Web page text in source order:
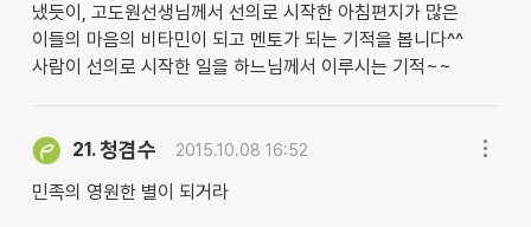
냈듯이, 고도원선생님께서 선의로 시작한 아침편지가 많은
이들의 마음의 비타민이 되고 멘토가 되는 기적을 봅니다^^
사람이 선의로 시작한 일을 하느님께서 이루시는 기적~~
21.청겸수 2015.10.08 16:52
민족의 영원한 별이 되거라